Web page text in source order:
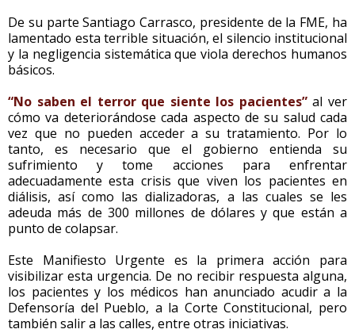
De su parte Santiago Carrasco, presidente de la FME, ha
lamentado esta terrible situación, el silencio institucional
y la negligencia sistemática que viola derechos humanos
básicos.
“No saben el terror que siente los pacientes”al ver
cómo va deteriorándose cada aspecto de su salud cada
vez que no pueden acceder a su tratamiento. Por lo
tanto, es necesario que el gobierno entienda su
sufrimiento y tome acciones para enfrentar
adecuadamente esta crisis que viven los pacientes en
diálisis, así como las dializadoras, a las cuales se les
adeuda más de 300 millones de dólares y que están a
punto de colapsar.
Este Manifiesto Urgente es la primera acción para
visibilizar esta urgencia. De no recibir respuesta alguna,
los pacientes y los médicos han anunciado acudir a la
Defensoría del Pueblo, a la Corte Constitucional, pero
también salir a las calles, entre otras iniciativas.